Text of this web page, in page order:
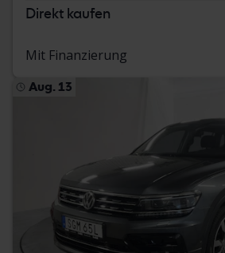
Direkt kaufen
Mit Finanzierung
Aug. 13